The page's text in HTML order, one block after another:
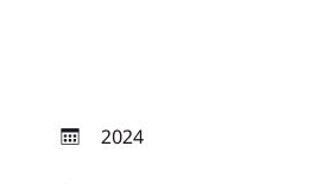
2024
année